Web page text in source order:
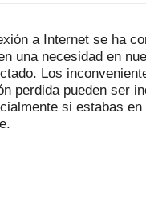
a Internet se ha
una necesidad en
Los
perdida pueden ser
si estabas en